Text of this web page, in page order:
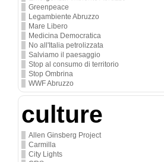
Greenpeace
Legambiente Abruzzo
Mare Libero
Medicina Democratica
No all'Italia petrolizzata
Salviamo il paesaggio
Stop al consumo di territorio
Stop Ombrina
WWF Abruzzo
culture
Allen Ginsberg Project
Carmilla
City Lights